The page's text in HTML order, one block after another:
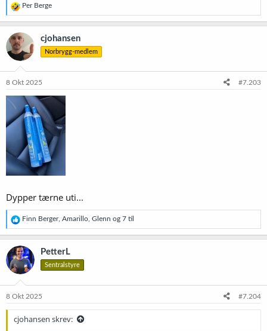
R
e
a
k
s
j
o
e
Per Berge
cjohansen
Norbrygg-medlem
8 Okt 2025 #7.203
Dypper tærne uti...
R
e
a
k
s
j
o
e
Finn Berger, Amarillo Glenn og 7 til
PetterL
Sentralstyre
8 Okt 2025 #7.204
cjohansen skrev: